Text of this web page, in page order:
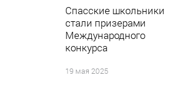
Спасские школьники
стали призерами
Международного
конкурса
19 мая 2025